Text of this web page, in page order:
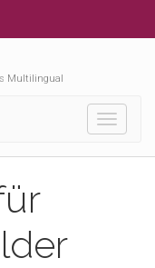
Multilingual
Toggle